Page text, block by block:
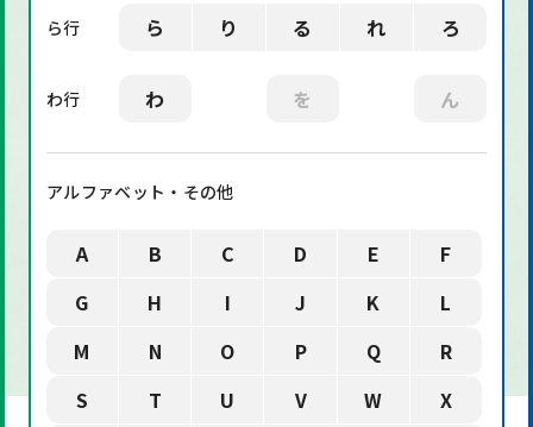
ら行 ら り る れ ろ
わ行 わ を ん
アルファベット・その他
A B C D E
F
G
H I J K
L
M
N O P Q
R
S
T U V W
X